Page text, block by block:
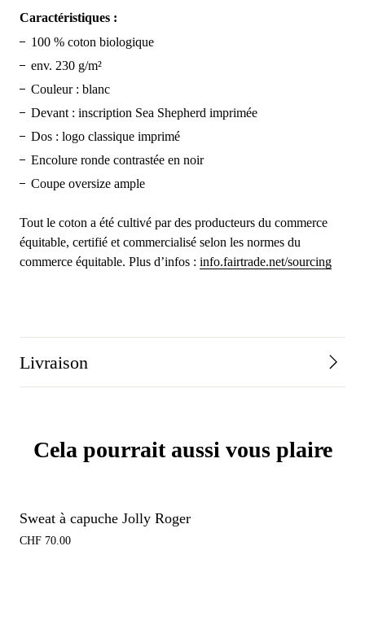
Caractéristiques :
100 % coton biologique
env. 230 g/m²
Couleur : blanc
Devant : inscription Sea Shepherd imprimée
Dos : logo classique imprimé
Encolure ronde contrastée en noir
Coupe oversize ample
Tout le coton a été cultivé par des producteurs du commerce
équitable, certifié et commercialisé selon les normes du
commerce équitable. Plus d’infos : info.fairtrade.net/sourcing
Livraison
Cela pourrait aussi vous plaire
Sweat à capuche Jolly Roger
CHF 70.00